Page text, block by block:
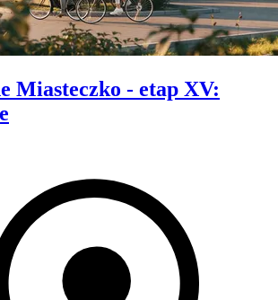
Miasteczko - etap XV: